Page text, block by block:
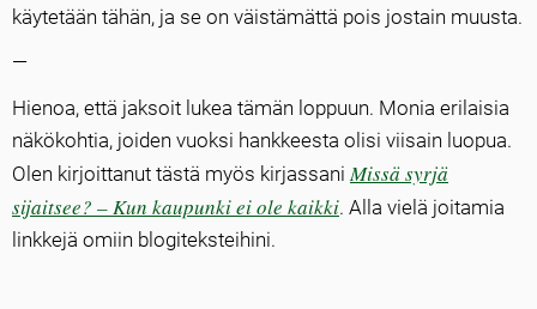
käytetään tähän, ja se on väistämättä pois jostain muusta.
—
Hienoa, että jaksoit lukea tämän loppuun. Monia erilaisia
näkökohtia, joiden vuoksi hankkeesta olisi viisain luopua.
Olen kirjoittanut tästä myös kirjassaniMissä syrjä
sijaitsee? – Kun kaupunki ei ole kaikki. Alla vielä joitamia
linkkejä omiin blogiteksteihini.